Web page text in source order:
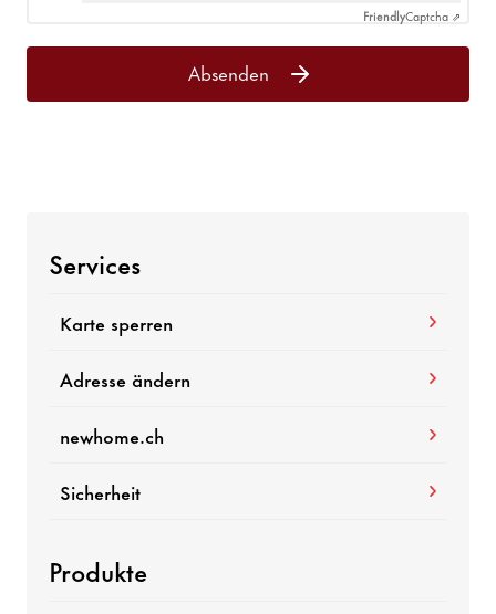
FriendlyCaptcha ⇗
Absenden
Services
Karte sperren
Adresse ändern
newhome.ch
Sicherheit
Produkte